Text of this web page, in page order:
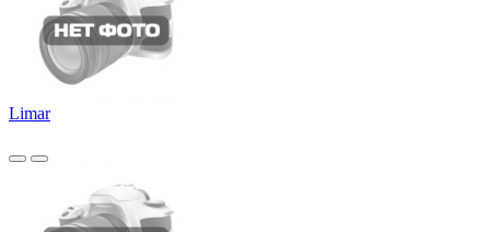
Limar